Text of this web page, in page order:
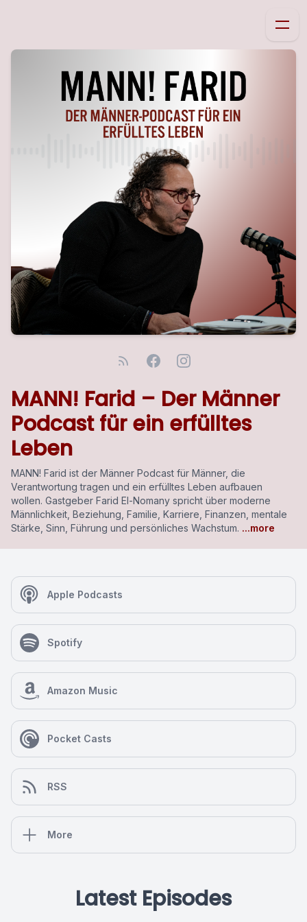
MANN! Farid – Der Männer
Podcast für ein erfülltes
Leben
MANN! Farid ist der Männer Podcast für Männer, die
Verantwortung tragen und ein erfülltes Leben aufbauen
wollen. Gastgeber Farid El-Nomany spricht über moderne
Männlichkeit, Beziehung, Familie, Karriere, Finanzen, mentale
Stärke, Sinn, Führung und persönliches Wachstum. ...more
Apple Podcasts
Spotify
Amazon Music
Pocket Casts
RSS
More
Latest Episodes